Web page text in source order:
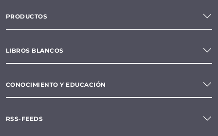
PRODUCTOS
LIBROS BLANCOS
CONOCIMIENTO Y EDUCACIÓN
RSS-FEEDS